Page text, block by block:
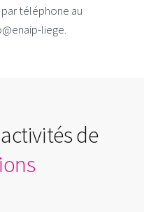
téléphone au
liege.
de